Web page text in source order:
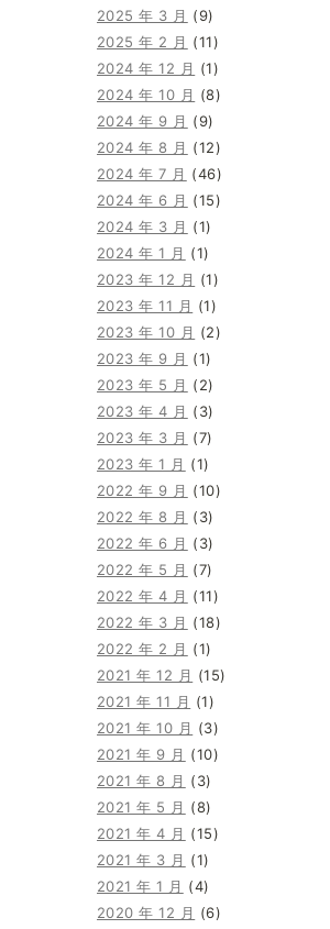
2025 年 3 月 (9)
2025 年 2 月 (11)
2024 年 12 月 (1)
2024 年 10 月 (8)
2024 年 9 月 (9)
2024 年 8 月 (12)
2024 年 7 月 (46)
2024 年 6 月 (15)
2024 年 3 月 (1)
2024 年 1 月 (1)
2023 年 12 月 (1)
2023 年 11 月 (1)
2023 年 10 月 (2)
2023 年 9 月 (1)
2023 年 5 月 (2)
2023 年 4 月 (3)
2023 年 3 月 (7)
2023 年 1 月 (1)
2022 年 9 月 (10)
2022 年 8 月 (3)
2022 年 6 月 (3)
2022 年 5 月 (7)
2022 年 4 月 (11)
2022 年 3 月 (18)
2022 年 2 月 (1)
2021 年 12 月 (15)
2021 年 11 月 (1)
2021 年 10 月 (3)
2021 年 9 月 (10)
2021 年 8 月 (3)
2021 年 5 月 (8)
2021 年 4 月 (15)
2021 年 3 月 (1)
2021 年 1 月 (4)
2020 年 12 月 (6)